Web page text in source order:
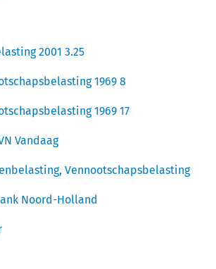
2001 3.25
1969 8
1969 17
Vandaag
Vennootschapsbelasting
Noord-Holland